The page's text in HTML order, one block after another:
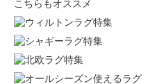
こちらもオススメ